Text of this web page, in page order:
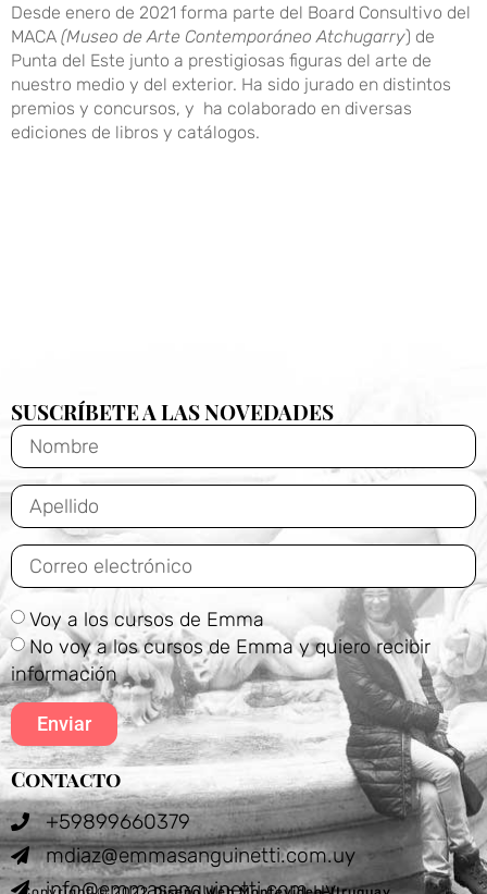
Desde enero de 2021 forma parte del Board Consultivo del
MACA (Museo de Arte Contemporáneo Atchugarry) de
Punta del Este junto a prestigiosas figuras del arte de
nuestro medio y del exterior. Ha sido jurado en distintos
premios y concursos, y ha colaborado en diversas
ediciones de libros y catálogos.
SUSCRÍBETE A LAS NOVEDADES
Voy a los cursos de Emma
No voy a los cursos de Emma y quiero recibir
información
Enviar
Contacto
+59899660379
mdiaz@emmasanguinetti.com.uy